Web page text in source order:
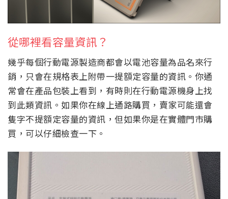
從哪裡看容量資訊？
幾乎每個行動電源製造商都會以電池容量為品名來行
銷，只會在規格表上附帶一提額定容量的資訊。你通
常會在產品包裝上看到，有時則在行動電源機身上找
到此類資訊。如果你在線上通路購買，賣家可能還會
隻字不提額定容量的資訊，但如果你是在實體門市購
買，可以仔細檢查一下。